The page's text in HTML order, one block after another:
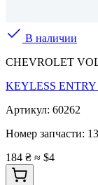
В наличии
CHEVROLET
KEYLESS ENTRY
Артикул: 60262
Номер запчасти:
184 ₴ ≈ $4